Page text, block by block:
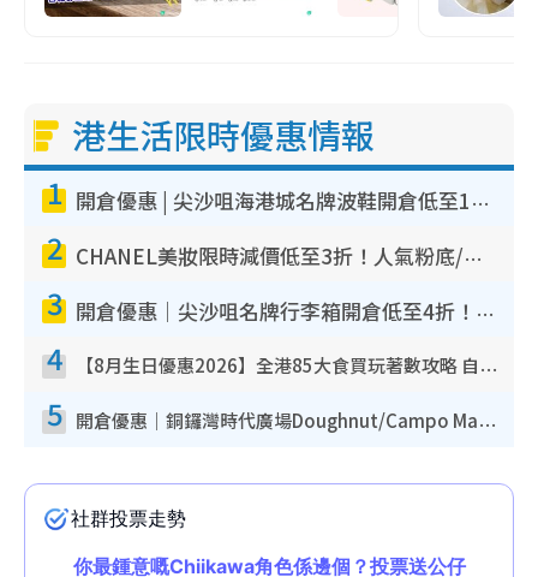
港生活限時優惠情報
1 開倉優惠 | 尖沙咀海港城名牌波鞋開倉低至1折！On鞋$899起／Joy&Peace鞋履$98起
2 CHANEL美妝限時減價低至3折！人氣粉底/唇膏/精華液低至$275！COCO香水都有平
3 開倉優惠｜尖沙咀名牌行李箱開倉低至4折！一連5日 American Tourister/ace./Hallmark $200起！
4 【8月生日優惠2026】全港85大食買玩著數攻略 自助餐/火鍋放題同行免費＋誠品/DONKI送現金券
5 開倉優惠｜銅鑼灣時代廣場Doughnut/Campo Marzio開倉低至1折！背囊、書包、手袋劈價$200起